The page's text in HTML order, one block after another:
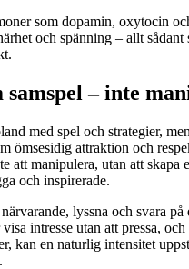
som dopamin, oxytocin
och spänning – allt sådant
samspel – inte
med spel och strategier,
ömsesidig attraktion och
att manipulera, utan att skapa
och inspirerade.
lyssna och svara på
intresse utan att pressa, och
kan en naturlig intensitet